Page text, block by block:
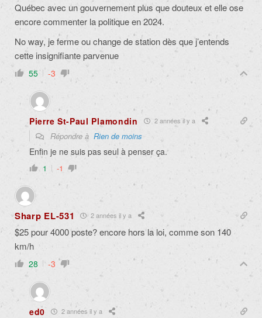
Québec avec un gouvernement plus que douteux et elle ose
encore commenter la politique en 2024.
No way, je ferme ou change de station dès que j’entends
cette insignifiante parvenue
55 -3
Pierre St-Paul Plamondin 2 années il y a
Répondre à Rien de moins
Enfin je ne suis pas seul à penser ça.
1 -1
Sharp EL-531 2 années il y a
$25 pour 4000 poste? encore hors la loi, comme son 140
km/h
28 -3
ed0 2 années il y a